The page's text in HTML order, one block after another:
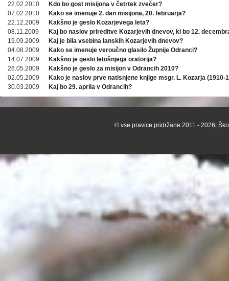
22.02.2010
Kdo bo gost misijona v četrtek zvečer?
07.02.2010
Kako se imenuje 2. dan misijona, 20. februarja?
22.12.2009
Kakšno je geslo Kozarjevega leta?
08.11.2009
Kaj bo naslov prireditve Kozarjevih dnevov, ki bo 12.
19.09.2009
Kaj je bila vsebina lanskih Kozarjevih dnevov?
04.08.2009
Kako se imenuje veroučno glasilo Župnije Odranci?
14.07.2009
Kakšno je geslo letošnjega oratorija?
26.05.2009
Kakšno je geslo za misijon v Odrancih 2010?
02.05.2009
Kako je naslov prve natisnjene knjige msgr. L. Kozarja (1910-
30.03.2009
Kaj bo 29. aprila v Odrancih?
© vse pravice pridržane 2011 - 2026|